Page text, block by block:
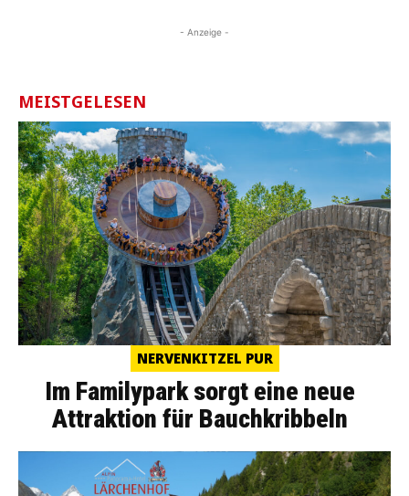
- Anzeige -
MEISTGELESEN
NERVENKITZEL PUR
Im Familypark sorgt eine neue
Attraktion für Bauchkribbeln